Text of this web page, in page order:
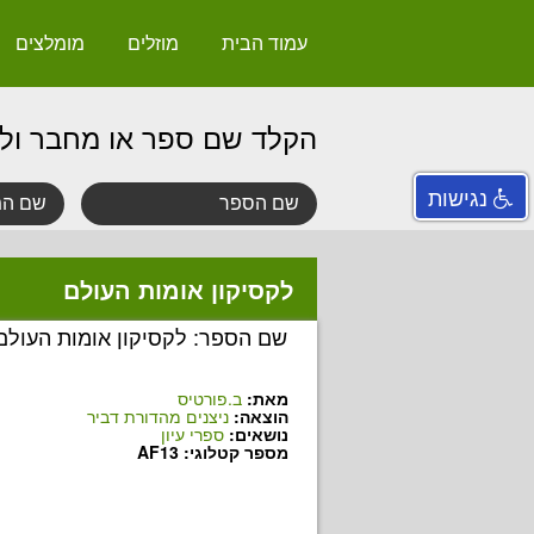
עמוד הבית מוזלים מומלצים
הקלד שם ספר או מחבר
לקסיקון אומות העולם
שם הספר: לקסיקון אומות
מאת: ב.פורטיס
הוצאה: ניצנים מהדורת דביר
נושאים: ספרי עיון
מספר קטלוגי: AF13
נגישות